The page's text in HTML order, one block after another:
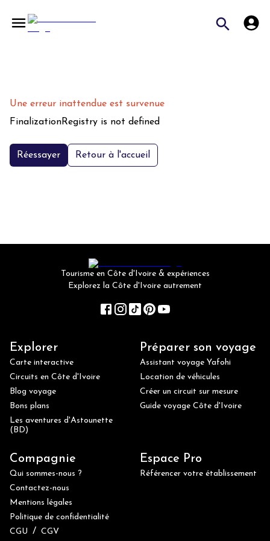
Une erreur inattendue est survenue
FinalizationRegistry is not defined
Réessayer Retour à l'accueil
Tourisme en Côte d'Ivoire & expériences
Explorez la Côte d'Ivoire autrement
Explorer
Carte interactive
Circuits en Côte d'Ivoire
Blog voyage
Bons plans
Les aventures d'Astounette
(BD)
Préparer son voyage
Assistant voyage Yafohi
Location de véhicules
Créer un circuit sur mesure
Guide voyage Côte d'Ivoire
Compagnie
Qui sommes-nous ?
Contactez-nous
Mentions légales
Politique de confidentialité
CGU / CGV
Espace Pro
Référencer votre établissement